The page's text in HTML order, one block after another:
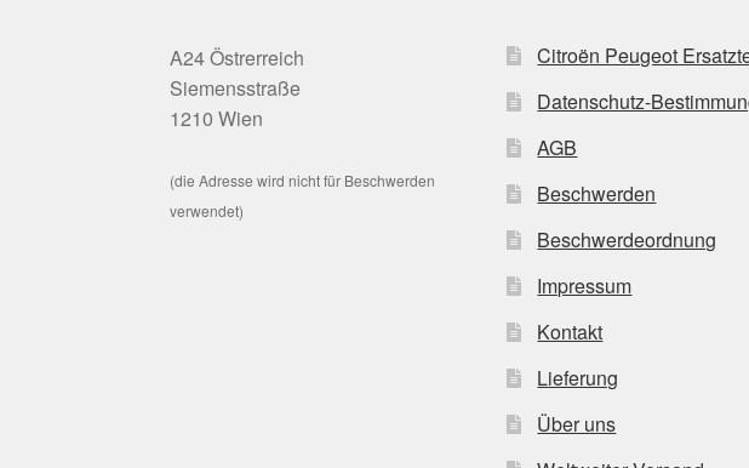
A24 Östrerreich
Siemensstraße
1210 Wien
(die Adresse wird nicht für Beschwerden
verwendet)
Citroën Peugeot
Datenschutz-
AGB
Beschwerden
Beschwerdeordnung
Impressum
Kontakt
Lieferung
Über uns